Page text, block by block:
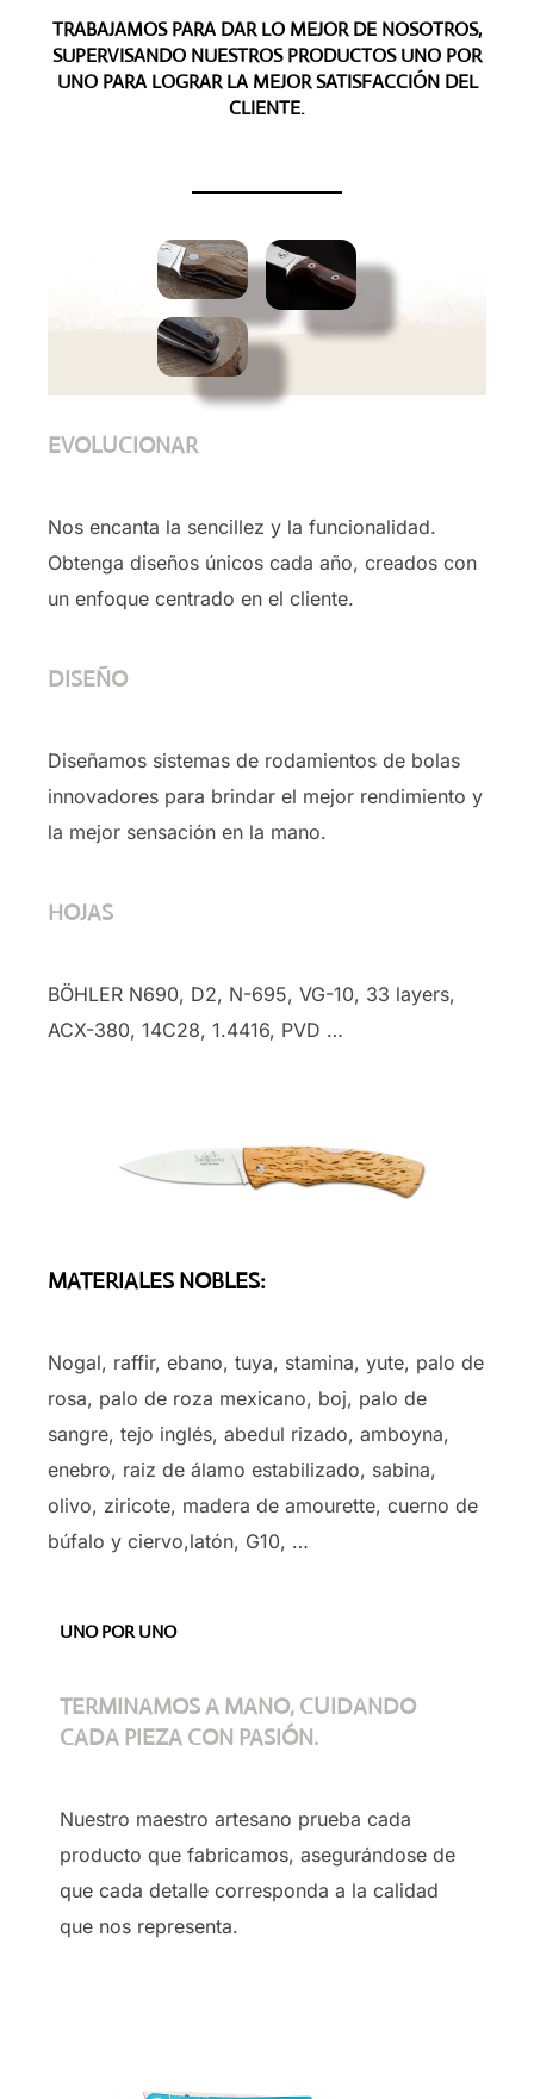
TRABAJAMOS PARA DAR LO MEJOR DE NOSOTROS,
SUPERVISANDO NUESTROS PRODUCTOS UNO POR
UNO PARA LOGRAR LA MEJOR SATISFACCIÓN DEL
CLIENTE.
EVOLUCIONAR
Nos encanta la sencillez y la funcionalidad.
Obtenga diseños únicos cada año, creados con
un enfoque centrado en el cliente.
DISEÑO
Diseñamos sistemas de rodamientos de bolas
innovadores para brindar el mejor rendimiento y
la mejor sensación en la mano.
HOJAS
BÖHLER N690, D2, N-695, VG-10, 33 layers,
ACX-380, 14C28, 1.4416, PVD …
MATERIALES NOBLES:
Nogal, raffir, ebano, tuya, stamina, yute, palo de
rosa, palo de roza mexicano, boj, palo de
sangre, tejo inglés, abedul rizado, amboyna,
enebro, raiz de álamo estabilizado, sabina,
olivo, ziricote, madera de amourette, cuerno de
búfalo y ciervo,latón, G10, …
UNO POR UNO
TERMINAMOS A MANO, CUIDANDO
CADA PIEZA CON PASIÓN.
Nuestro maestro artesano prueba cada
producto que fabricamos, asegurándose de
que cada detalle corresponda a la calidad
que nos representa.